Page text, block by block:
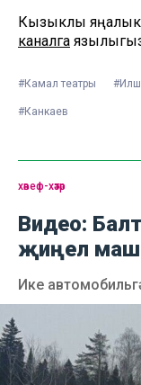
Кызыклы
каналга
#Камал театры
#Канкаев
хәвеф-хәтәр
Видео:
җиңел
Ике